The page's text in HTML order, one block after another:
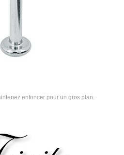
enfoncer pour un gros plan.